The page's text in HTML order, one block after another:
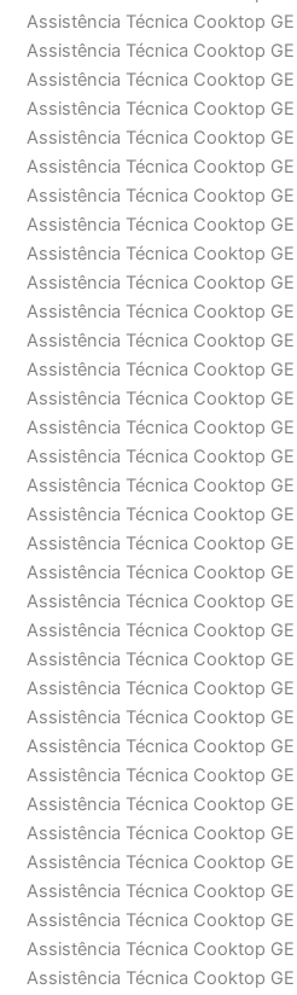
Assistência Técnica Cooktop
Assistência Técnica Cooktop
Assistência Técnica Cooktop
Assistência Técnica Cooktop
Assistência Técnica Cooktop
Assistência Técnica Cooktop
Assistência Técnica Cooktop
Assistência Técnica Cooktop
Assistência Técnica Cooktop GE
Assistência Técnica Cooktop GE
Assistência Técnica Cooktop GE
Assistência Técnica Cooktop
Assistência Técnica Cooktop
Assistência Técnica Cooktop
Assistência Técnica Cooktop
Assistência Técnica Cooktop GE
Assistência Técnica Cooktop
Assistência Técnica Cooktop
Assistência Técnica Cooktop
Assistência Técnica Cooktop
Assistência Técnica Cooktop
Assistência Técnica Cooktop
Assistência Técnica Cooktop
Assistência Técnica Cooktop
Assistência Técnica Cooktop
Assistência Técnica Cooktop
Assistência Técnica Cooktop
Assistência Técnica Cooktop
Assistência Técnica Cooktop
Assistência Técnica Cooktop
Assistência Técnica Cooktop
Assistência Técnica Cooktop
Assistência Técnica Cooktop
Assistência Técnica Cooktop